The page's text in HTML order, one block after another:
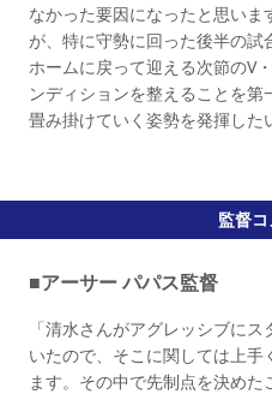
なかった要因になったと思い
が、特に守勢に回った後半の
ホームに戻って迎える次節のV
ンディションを整えることを第
畳み掛けていく姿勢を発揮した
監督
■アーサー パパス監督
「清水さんがアグレッシブに
いたので、そこに関しては上
ます。その中で先制点を決め